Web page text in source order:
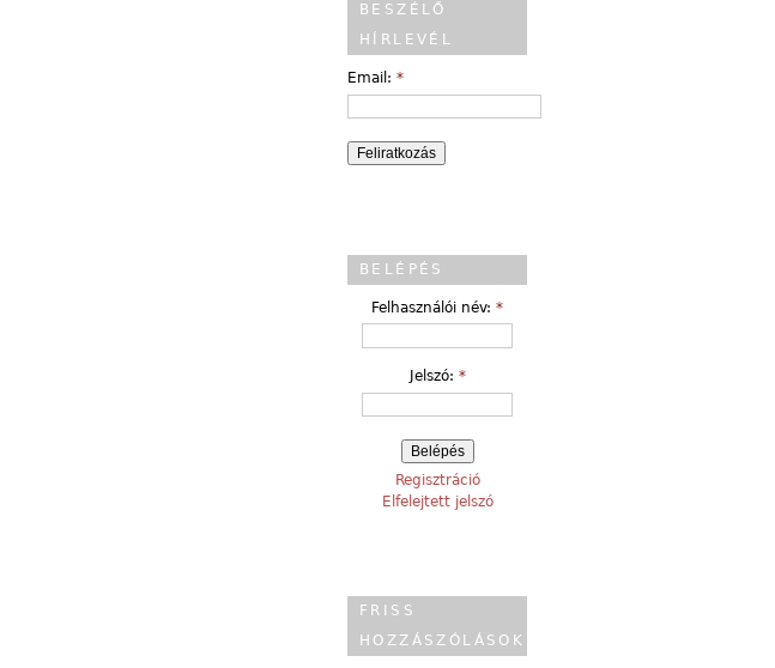
BESZÉLŐ
HÍRLEVÉL
Email: *
BELÉPÉS
Felhasználói név: *
Jelszó: *
Regisztráció
Elfelejtett jelszó
FRISS
HOZZÁSZÓLÁSOK